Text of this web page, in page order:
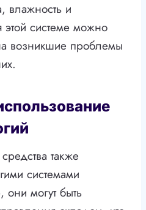
влажность и
системе можно
возникшие проблемы
также
системами
они могут быть